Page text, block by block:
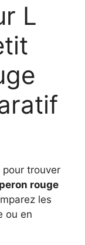
L
pour trouver
rouge
les
ou en